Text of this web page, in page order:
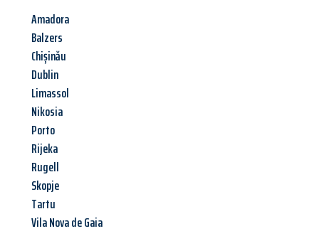
Amadora
Balzers
Chișinău
Dublin
Limassol
Nikosia
Porto
Rijeka
Rugell
Skopje
Tartu
Vila Nova de Gaia